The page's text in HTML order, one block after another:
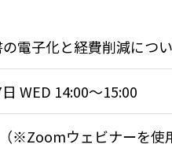
電子化と経費削減につ
WED 14:00～15:00
※Zoomウェビナーを使